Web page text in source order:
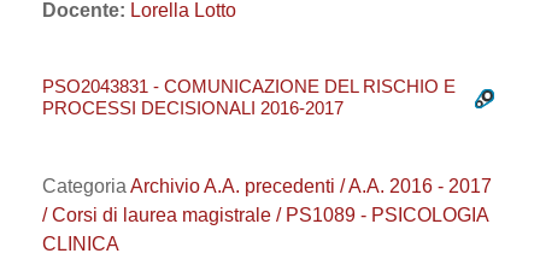
Docente: Lorella Lotto
PSO2043831 - COMUNICAZIONE DEL RISCHIO E
PROCESSI DECISIONALI 2016-2017
Categoria Archivio A.A. precedenti / A.A. 2016 - 2017
/ Corsi di laurea magistrale / PS1089 - PSICOLOGIA
CLINICA